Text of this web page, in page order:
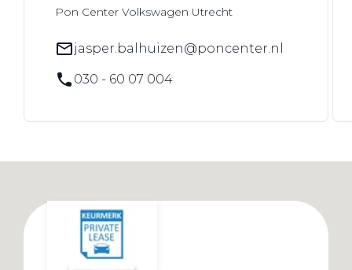
Pon Center Volkswagen Utrecht
jasper.balhuizen@poncenter.nl
030 - 60 07 004